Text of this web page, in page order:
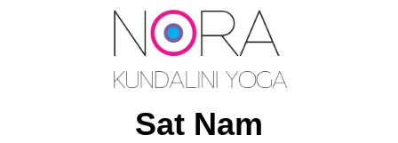
Sat Nam